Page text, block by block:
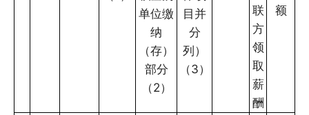
联
方
领
取
薪
酬
额
单位缴
纳
（存）
部分
（2）
目并
分
列）
（3）